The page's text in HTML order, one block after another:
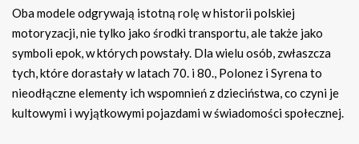
Oba modele odgrywają istotną rolę w historii polskiej
motoryzacji, nie tylko jako środki transportu, ale także jako
symboli epok, w których powstały. Dla wielu osób, zwłaszcza
tych, które dorastały w latach 70. i 80., Polonez i Syrena to
nieodłączne elementy ich wspomnień z dzieciństwa, co czyni je
kultowymi i wyjątkowymi pojazdami w świadomości społecznej.